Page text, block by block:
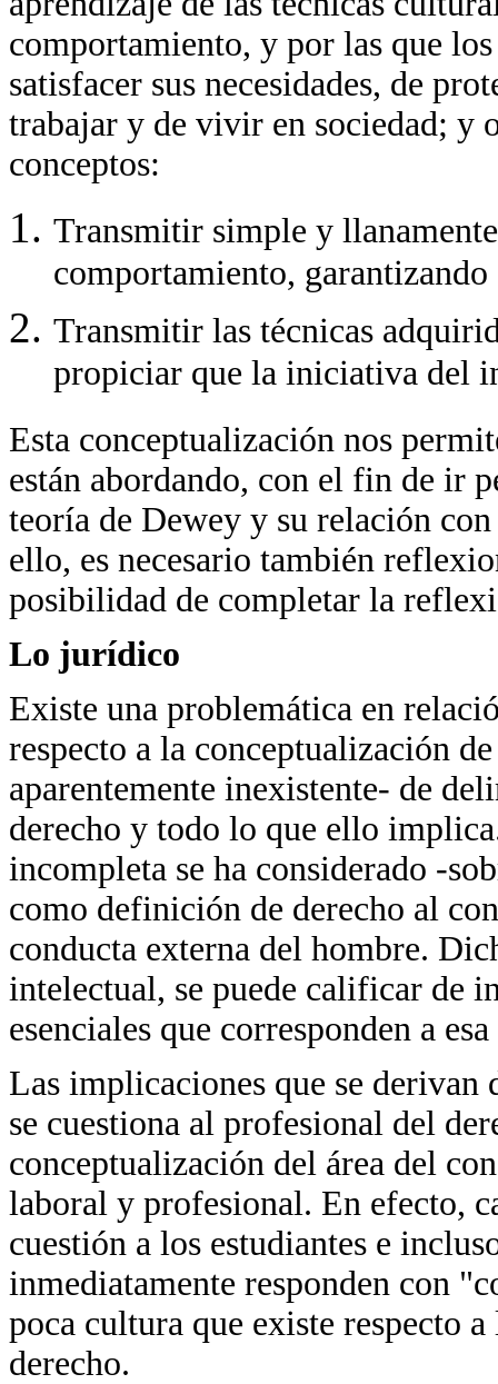
comportamiento, y por las que
satisfacer sus necesidades, de
trabajar y de vivir en sociedad; y
conceptos:
Transmitir simple y
comportamiento,
Transmitir las técnicas
propiciar que la iniciativa del
Esta conceptualización nos
están abordando, con el fin de ir
teoría de Dewey y su relación
ello, es necesario también
posibilidad de completar la
Lo jurídico
Existe una problemática en
respecto a la conceptualización
aparentemente inexistente- de
derecho y todo lo que ello
incompleta se ha considerado -
como definición de derecho al
conducta externa del hombre.
intelectual, se puede calificar de
esenciales que corresponden a
Las implicaciones que se derivan
se cuestiona al profesional del
conceptualización del área del
laboral y profesional. En efecto,
cuestión a los estudiantes e
inmediatamente responden con
poca cultura que existe respecto
derecho.